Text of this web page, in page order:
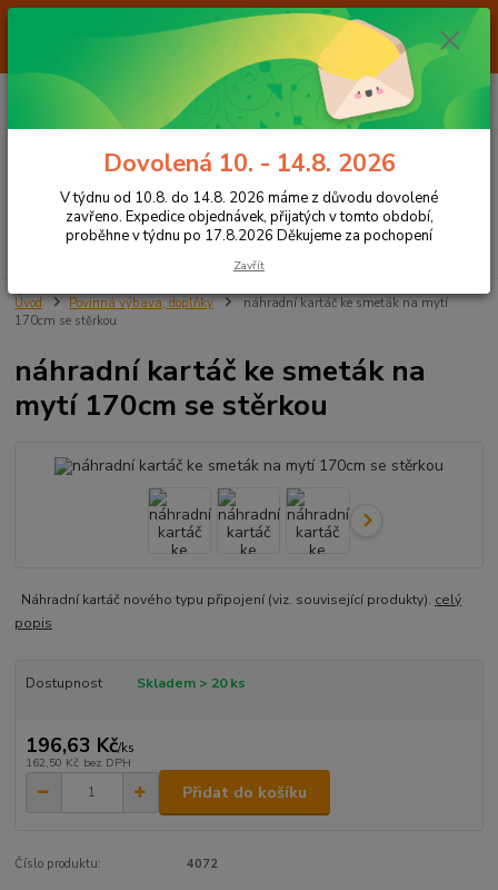
Od 7.8. do 14.8. 2026 máme z důvodu dovolené ZAVŘENO. Expedice
objednávek, přijatých v tomto období, proběhne v týdnu po 17.8.2026
Děkujeme za pochopení
CZK
Hledat
+420 605 283 713
za0,00 Kč
Úvod Povinná výbava, doplňky
náhradní kartáč ke smeták na mytí
170cm se stěrkou
náhradní kartáč ke smeták na
mytí 170cm se stěrkou
Náhradní kartáč nového typu připojení (viz. související produkty). celý
popis
Dostupnost Skladem > 20 ks
196,63 Kč/ks
162,50 Kč bez DPH
Přidat do košíku
Číslo produktu: 4072
Dovolená 10. - 14.8. 2026
V týdnu od 10.8. do 14.8. 2026 máme z důvodu dovolené
zavřeno. Expedice objednávek, přijatých v tomto období,
proběhne v týdnu po 17.8.2026 Děkujeme za pochopení
Zavřít